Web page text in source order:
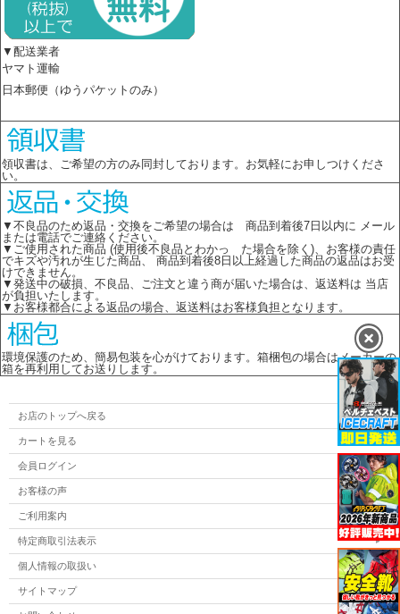
▼配送業者
ヤマト運輸
日本郵便（ゆうパケットのみ）
領収書は、ご希望の方のみ同封しております。お気軽にお申しつけくださ
い。
▼不良品のため返品・交換をご希望の場合は 商品到着後7日以内に メール
または電話でご連絡ください。
▼ご使用された商品 (使用後不良品とわかっ た場合を除く)、お客様の責任
でキズや汚れが生じた商品、 商品到着後8日以上経過した商品の返品はお受
けできません。
▼発送中の破損、不良品、ご注文と違う商が届いた場合は、返送料は 当店
が負担いたします。
▼お客様都合による返品の場合、返送料はお客様負担となります。
環境保護のため、簡易包装を心がけております。箱梱包の場合はメーカーの
箱を再利用してお送りします。
お店のトップへ戻る
カートを見る
会員ログイン
お客様の声
ご利用案内
特定商取引法表示
個人情報の取扱い
サイトマップ